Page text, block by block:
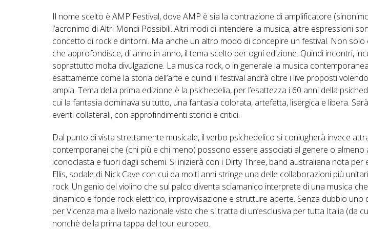
Il nome scelto è AMP Festival, dove AMP è sia la contrazione di amplificatore
l’acronimo di Altri Mondi Possibili. Altri modi di intendere la musica, altre espressioni
concetto di rock e dintorni. Ma anche un altro modo di concepire un festival. Non
che approfondisce, di anno in anno, il tema scelto per ogni edizione. Quindi incontri,
soprattutto molta divulgazione. La musica rock, o in generale la musica
esattamente come la storia dell’arte e quindi il festival andrà oltre i live proposti
ampia. Tema della prima edizione è la psichedelia, per l’esattezza i 60 anni della
cui la fantasia dominava su tutto, una fantasia colorata, artefetta, lisergica e libera.
eventi collaterali, con approfindimenti storici e critici.
Dal punto di vista strettamente musicale, il verbo psichedelico si coniugherà invece
contemporanei che (chi più e chi meno) possono essere associati al genere o
iconoclasta e fuori dagli schemi. Si inizierà con i Dirty Three, band australiana nota
Ellis, sodale di Nick Cave con cui da molti anni stringe una delle collaborazioni più
rock. Un genio del violino che sul palco diventa sciamanico interprete di una musica
dinamico e fonde rock elettrico, improvvisazione e strutture aperte. Senza dubbio uno
per Vicenza ma a livello nazionale visto che si tratta di un’esclusiva per tutta Italia (da
nonchè della prima tappa del tour europeo.